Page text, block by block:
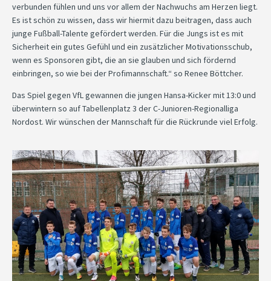
verbunden fühlen und uns vor allem der Nachwuchs am Herzen liegt.
Es ist schön zu wissen, dass wir hiermit dazu beitragen, dass auch
junge Fußball-Talente gefördert werden. Für die Jungs ist es mit
Sicherheit ein gutes Gefühl und ein zusätzlicher Motivationsschub,
wenn es Sponsoren gibt, die an sie glauben und sich fördernd
einbringen, so wie bei der Profimannschaft.“ so Renee Böttcher.
Das Spiel gegen VfL gewannen die jungen Hansa-Kicker mit 13:0 und
überwintern so auf Tabellenplatz 3 der C-Junioren-Regionalliga
Nordost. Wir wünschen der Mannschaft für die Rückrunde viel Erfolg.